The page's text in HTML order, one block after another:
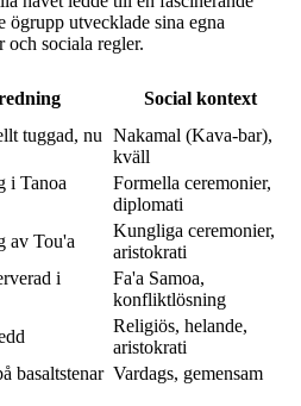
ögrupp utvecklade sina egna
och sociala regler.
Social kontext
tuggad, nu Nakamal (Kava-bar),
kväll
i Tanoa
Formella ceremonier,
diplomati
av Tou'a
Kungliga ceremonier,
aristokrati
i
Fa'a Samoa,
konfliktlösning
Religiös, helande,
aristokrati
basaltstenar Vardags, gemensam